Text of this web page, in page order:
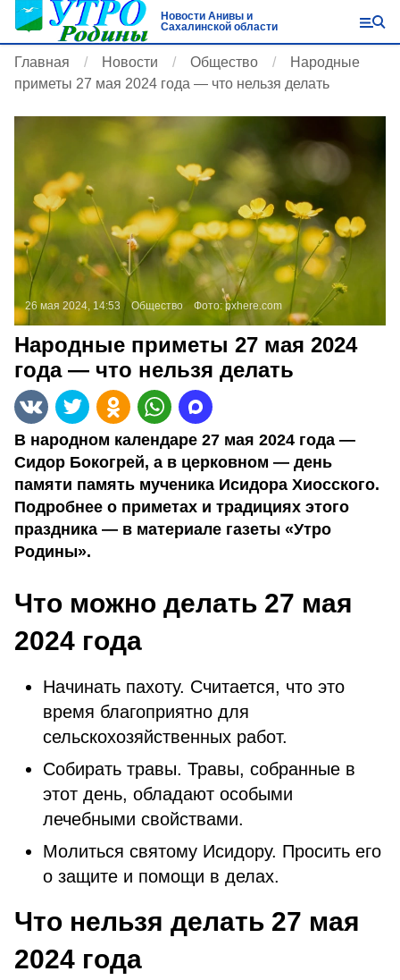
Новости Анивы и
Сахалинской области
Главная Новости Общество
Народные
приметы 27 мая 2024 года — что нельзя делать
26 мая 2024, 14:53 Общество Фото:pxhere.com
Народные приметы 27 мая 2024
года — что нельзя делать
В народном календаре 27 мая 2024 года —
Сидор Бокогрей, а в церковном — день
памяти память мученика Исидора Хиосского.
Подробнее о приметах и традициях этого
праздника — в материале газеты «Утро
Родины».
Что можно делать 27 мая
2024 года
Начинать пахоту. Считается, что это
время благоприятно для
сельскохозяйственных работ.
Собирать травы. Травы, собранные в
этот день, обладают особыми
лечебными свойствами.
Молиться святому Исидору. Просить его
о защите и помощи в делах.
Что нельзя делать 27 мая
2024 года